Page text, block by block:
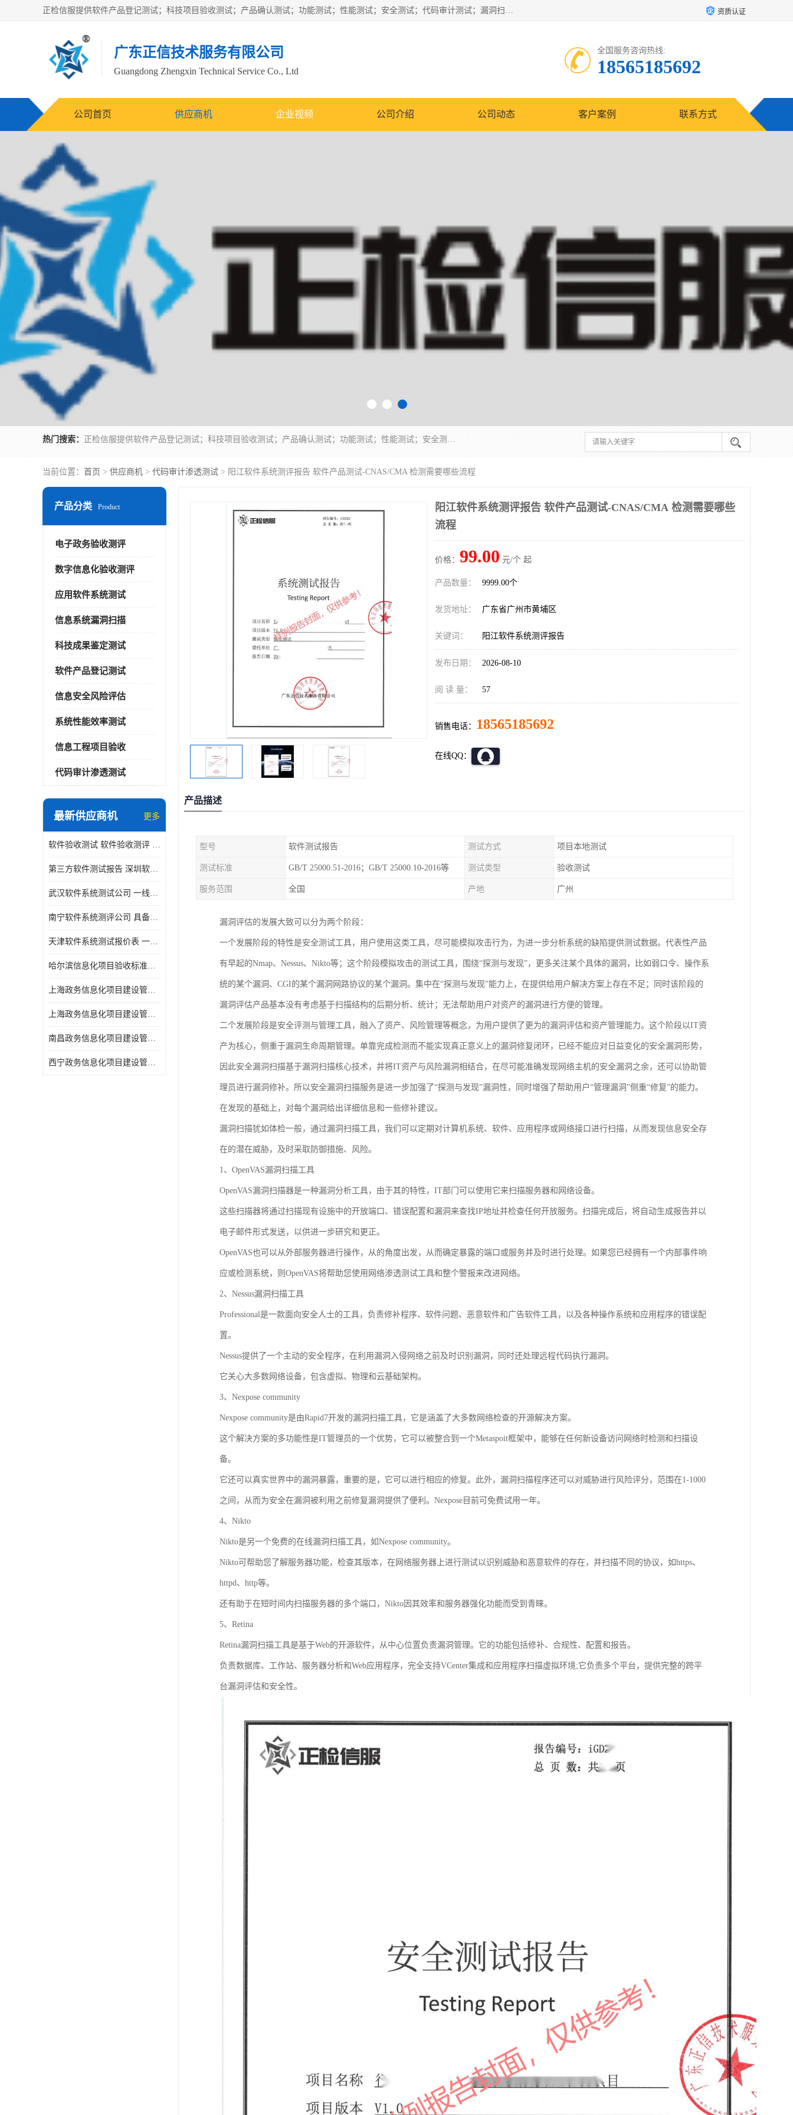
正检信服提供软件产品登记测试；科技项目验收测试；产品确认测试；功能测试；性能测试；安全测试；代码审计测试；漏洞扫描测试；渗透测试；风险评估测试；信息安全等级保护测评；双软认定；实验室建设质量体系建设；软件着作权、软件评测等服务。 资质认证
广东正信技术服务有限公司
Guangdong Zhengxin Technical Service Co., Ltd
全国服务咨询热线:
18565185692
公司首页 供应商机 企业视频 公司介绍 公司动态 客户案例 联系方式
热门搜索： 正检信服提供软件产品登记测试；科技项目验收测试；产品确认测试；功能测试；性能测试；安全测试；代码审计测试；漏洞扫描测试；渗透测试；风险评估测试；信息安全等级保护测评；双软认定；实验室建设质量体系建设；软件着作权、软件评测等服务。
当前位置： 首页 > 供应商机 > 代码审计渗透测试 > 阳江软件系统测评报告 软件产品测试-CNAS/CMA 检测需要哪些流程
产品分类 Product
电子政务验收测评
数字信息化验收测评
应用软件系统测试
信息系统漏洞扫描
科技成果鉴定测试
软件产品登记测试
信息安全风险评估
系统性能效率测试
信息工程项目验收
代码审计渗透测试
最新供应商机 更多
软件验收测试 软件验收测评 软件确认测试标准及测试方法
第三方软件测试报告 深圳软件测评报告 安全验收测试报告
武汉软件系统测试公司 一线实验室 测试大概是需要多久时间呢
南宁软件系统测评公司 具备CMA/CNAS资质 出具正规测试报告
天津软件系统测试报价表 一线实验室 了解更多的测试信息
哈尔滨信息化项目验收标准单位
上海政务信息化项目建设管理办法价格
上海政务信息化项目建设管理办法机构
南昌政务信息化项目建设管理办法实验室
西宁政务信息化项目建设管理办法报告
阳江软件系统测评报告 软件产品测试-CNAS/CMA 检测需要哪些
流程
价格： 99.00 元/个 起
产品数量： 9999.00个
发货地址： 广东省广州市黄埔区
关键词： 阳江软件系统测评报告
发布日期： 2026-08-10
阅 读 量： 57
销售电话： 18565185692
在线QQ：
产品描述
型号 软件测试报告 测试方式 项目本地测试
测试标准 GB/T 25000.51-2016；GB/T 25000.10-2016等 测试类型 验收测试
服务范围 全国 产地 广州
漏洞评估的发展大致可以分为两个阶段：
一个发展阶段的特性是安全测试工具，用户使用这类工具，尽可能模拟攻击行为，为进一步分析系统的缺陷提供测试数据。代表性产品
有早起的Nmap、Nessus、Nikto等；这个阶段模拟攻击的测试工具，围绕“探测与发现”，更多关注某个具体的漏洞，比如弱口令、操作系
统的某个漏洞、CGI的某个漏洞网路协议的某个漏洞。集中在“探测与发现”能力上，在提供给用户解决方案上存在不足；同时该阶段的
漏洞评估产品基本没有考虑基于扫描结构的后期分析、统计；无法帮助用户对资产的漏洞进行方便的管理。
二个发展阶段是安全评测与管理工具，融入了资产、风险管理等概念，为用户提供了更为的漏洞评估和资产管理能力。这个阶段以IT资
产为核心，侧重于漏洞生命周期管理。单靠完成检测而不能实现真正意义上的漏洞修复闭环，已经不能应对日益变化的安全漏洞形势，
因此安全漏洞扫描基于漏洞扫描核心技术，并将IT资产与风险漏洞相结合，在尽可能准确发现网络主机的安全漏洞之余，还可以协助管
理员进行漏洞修补。所以安全漏洞扫描服务是进一步加强了“探测与发现”漏洞性，同时增强了帮助用户“管理漏洞”侧重“修复”的能力。
在发现的基础上，对每个漏洞给出详细信息和一些修补建议。
漏洞扫描犹如体检一般，通过漏洞扫描工具，我们可以定期对计算机系统、软件、应用程序或网络接口进行扫描，从而发现信息安全存
在的潜在威胁，及时采取防御措施、风险。
1、OpenVAS漏洞扫描工具
OpenVAS漏洞扫描器是一种漏洞分析工具，由于其的特性，IT部门可以使用它来扫描服务器和网络设备。
这些扫描器将通过扫描现有设施中的开放端口、错误配置和漏洞来查找IP地址并检查任何开放服务。扫描完成后，将自动生成报告并以
电子邮件形式发送，以供进一步研究和更正。
OpenVAS也可以从外部服务器进行操作，从的角度出发，从而确定暴露的端口或服务并及时进行处理。如果您已经拥有一个内部事件响
应或检测系统，则OpenVAS将帮助您使用网络渗透测试工具和整个警报来改进网络。
2、Nessus漏洞扫描工具
Professional是一款面向安全人士的工具，负责修补程序、软件问题、恶意软件和广告软件工具，以及各种操作系统和应用程序的错误配
置。
Nessus提供了一个主动的安全程序，在利用漏洞入侵网络之前及时识别漏洞，同时还处理远程代码执行漏洞。
它关心大多数网络设备，包含虚拟、物理和云基础架构。
3、Nexpose community
Nexpose community是由Rapid7开发的漏洞扫描工具，它是涵盖了大多数网络检查的开源解决方案。
这个解决方案的多功能性是IT管理员的一个优势，它可以被整合到一个Metaspoit框架中，能够在任何新设备访问网络时检测和扫描设
备。
它还可以真实世界中的漏洞暴露，重要的是，它可以进行相应的修复。此外，漏洞扫描程序还可以对威胁进行风险评分，范围在1-1000
之间，从而为安全在漏洞被利用之前修复漏洞提供了便利。Nexpose目前可免费试用一年。
4、Nikto
Nikto是另一个免费的在线漏洞扫描工具，如Nexpose community。
Nikto可帮助您了解服务器功能，检查其版本，在网络服务器上进行测试以识别威胁和恶意软件的存在，并扫描不同的协议，如https、
httpd、http等。
还有助于在短时间内扫描服务器的多个端口，Nikto因其效率和服务器强化功能而受到青睐。
5、Retina
Retina漏洞扫描工具是基于Web的开源软件，从中心位置负责漏洞管理。它的功能包括修补、合规性、配置和报告。
负责数据库、工作站、服务器分析和Web应用程序，完全支持VCenter集成和应用程序扫描虚拟环境;它负责多个平台，提供完整的跨平
台漏洞评估和安全性。